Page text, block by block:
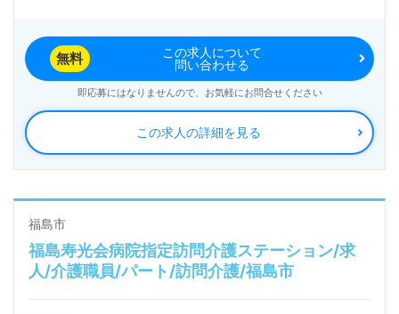
この求人の詳細を見る
無料
この求人について
問い合わせる
即応募にはなりませんので、お気軽にお問合せください
福島市
福島寿光会病院指定訪問介護ステーション/求
人/介護職員/パート/訪問介護/福島市